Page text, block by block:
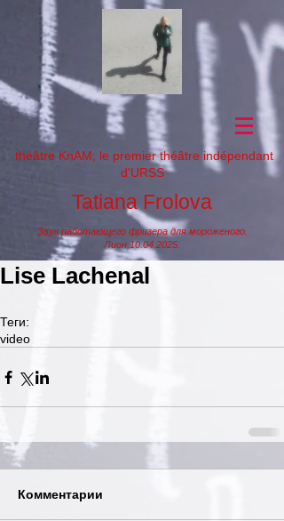
théâtre KnAM, le premier théâtre indépendant
d'URSS
Tatiana Frolova
Звук работающего фризера для мороженого.
Лион, 10.04.2025
Lise Lachenal
Теги:
video
Комментарии